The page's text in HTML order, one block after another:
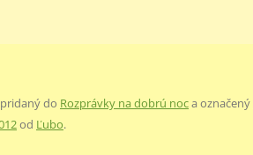
do Rozprávky na dobrú noca označený
od Ľubo.